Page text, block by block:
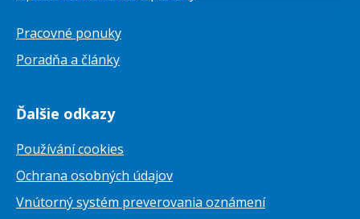
Pracovné ponuky
Poradňa a články
Ďalšie odkazy
Používání cookies
Ochrana osobných údajov
Vnútorný systém preverovania oznámení